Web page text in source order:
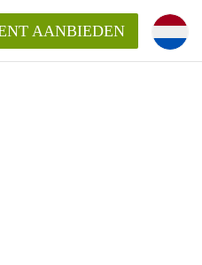
AANBIEDEN